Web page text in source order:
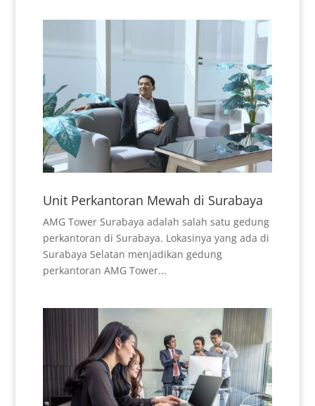
Unit Perkantoran Mewah di Surabaya
AMG Tower Surabaya adalah salah satu gedung
perkantoran di Surabaya. Lokasinya yang ada di
Surabaya Selatan menjadikan gedung
perkantoran AMG Tower...